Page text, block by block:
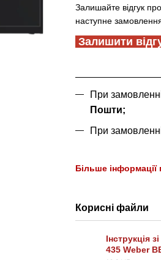
Залишайте відгук
наступне
Залишити
При
Пошти;
При
Більше інформації
Корисні файли
Інструкція
435 Weber